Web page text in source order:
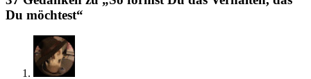
Du möchtest“